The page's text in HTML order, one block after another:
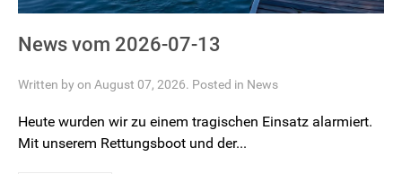
News vom 2026-07-13
Written by on August 07, 2026. Posted in News
Heute wurden wir zu einem tragischen Einsatz alarmiert.
Mit unserem Rettungsboot und der...